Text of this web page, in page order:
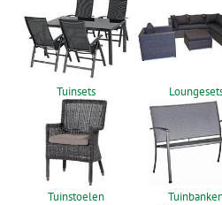
Tuinsets
Tuinstoelen